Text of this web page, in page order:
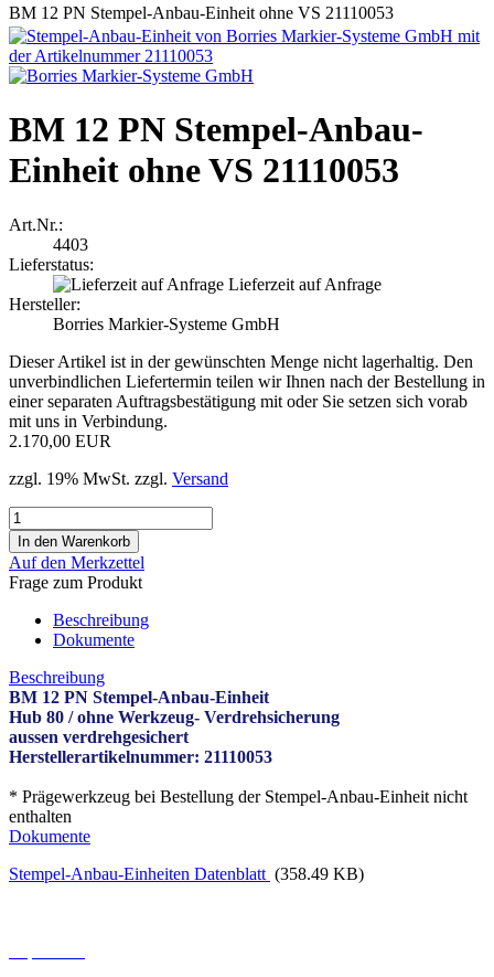
BM 12 PN Stempel-Anbau-Einheit ohne VS 21110053
BM 12 PN Stempel-Anbau-
Einheit ohne VS 21110053
Art.Nr.:
4403
Lieferstatus:
Lieferzeit auf Anfrage
Hersteller:
Borries Markier-Systeme GmbH
Dieser Artikel ist in der gewünschten Menge nicht lagerhaltig. Den
unverbindlichen Liefertermin teilen wir Ihnen nach der Bestellung in
einer separaten Auftragsbestätigung mit oder Sie setzen sich vorab
mit uns in Verbindung.
2.170,00 EUR
zzgl. 19% MwSt. zzgl. Versand
Auf den Merkzettel
Frage zum Produkt
Beschreibung
Dokumente
Beschreibung
BM 12 PN Stempel-Anbau-Einheit
Hub 80 / ohne Werkzeug- Verdrehsicherung
aussen verdrehgesichert
Herstellerartikelnummer: 21110053
* Prägewerkzeug bei Bestellung der Stempel-Anbau-Einheit nicht
enthalten
Dokumente
Stempel-Anbau-Einheiten Datenblatt (358.49 KB)